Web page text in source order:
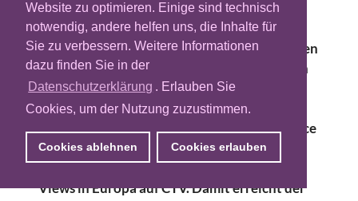
Website zu optimieren. Einige sind technisch
notwendig, andere helfen uns, die Inhalte für
Sie zu verbessern. Weitere Informationen
dazu finden Sie in der
Datenschutzerklärung . Erlauben Sie
Cookies, um der Nutzung zuzustimmen.
Cookies ablehnen Cookies erlauben
Connected TV (CTV) gewinnt im europäischen
Werbemarkt für Premium-Video deutlich an
Bedeutung und entwickelt sich zunehmend
zur zentralen Ausspielungsumgebung. Laut
dem aktuellen Freewheel “Video Marketplace
Report” für das zweite Halbjahr 2025
entfallen inzwischen 50 Prozent aller Ad
Views in Europa auf CTV. Damit erreicht der